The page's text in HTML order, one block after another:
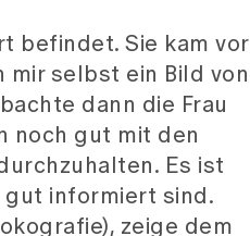
befindet. Sie kam vor
mir selbst ein Bild von
dann die Frau
noch gut mit den
Es ist
gut informiert sind.
zeige dem